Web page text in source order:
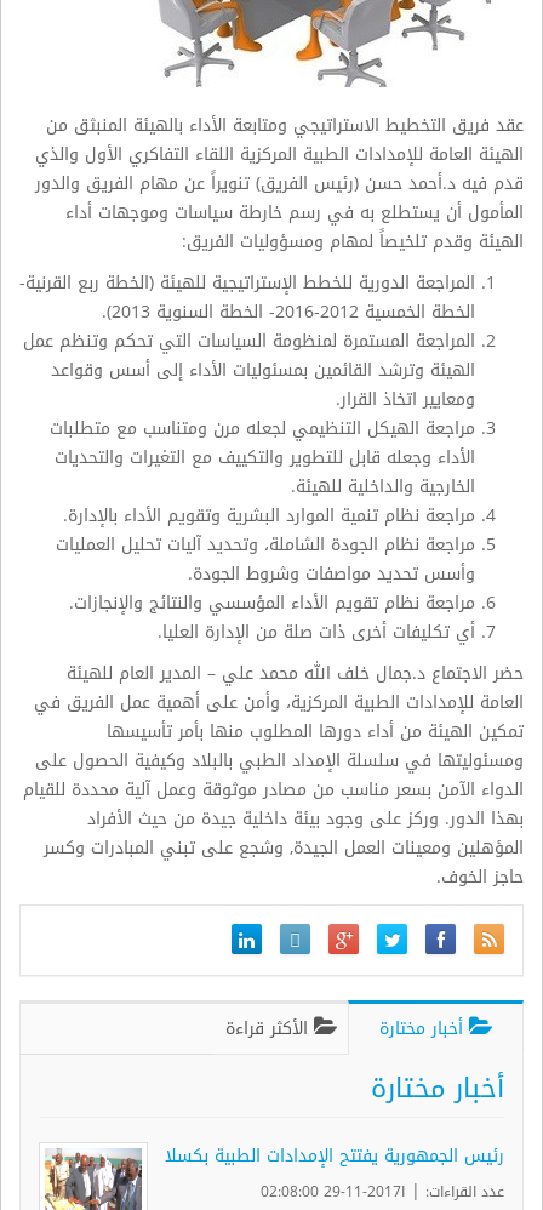
عقد فريق التخطيط الاستراتيجي ومتابعة الأداء بالهيئة المنبثق من
الهيئة العامة للإمدادات الطبية المركزية اللقاء التفاكري الأول والذي
قدم فيه د.أحمد حسن (رئيس الفريق) تنويراً عن مهام الفريق والدور
المأمول أن يستطلع به في رسم خارطة سياسات وموجهات أداء
الهيئة وقدم تلخيصاً لمهام ومسؤوليات الفريق:
المراجعة الدورية للخطط الإستراتيجية للهيئة (الخطة ربع القرنية-
الخطة الخمسية 2012-2016- الخطة السنوية 2013).
المراجعة المستمرة لمنظومة السياسات التي تحكم وتنظم عمل
الهيئة وترشد القائمين بمسئوليات الأداء إلى أسس وقواعد
ومعايير اتخاذ القرار.
مراجعة الهيكل التنظيمي لجعله مرن ومتناسب مع متطلبات
الأداء وجعله قابل للتطوير والتكييف مع التغيرات والتحديات
الخارجية والداخلية للهيئة.
مراجعة نظام تنمية الموارد البشرية وتقويم الأداء بالإدارة.
مراجعة نظام الجودة الشاملة، وتحديد آليات تحليل العمليات
وأسس تحديد مواصفات وشروط الجودة.
مراجعة نظام تقويم الأداء المؤسسي والنتائج والإنجازات.
أي تكليفات أخرى ذات صلة من الإدارة العليا.
حضر الاجتماع د.جمال خلف الله محمد علي – المدير العام للهيئة
العامة للإمدادات الطبية المركزية، وأمن على أهمية عمل الفريق في
تمكين الهيئة من أداء دورها المطلوب منها بأمر تأسيسها
ومسئوليتها في سلسلة الإمداد الطبي بالبلاد وكيفية الحصول على
الدواء الآمن بسعر مناسب من مصادر موثوقة وعمل آلية محددة للقيام
بهذا الدور. وركز على وجود بيئة داخلية جيدة من حيث الأفراد
المؤهلين ومعينات العمل الجيدة, وشجع على تبني المبادرات وكسر
حاجز الخوف.
أخبار مختارة الأكثر قراءة
أخبار مختارة
رئيس الجمهورية يفتتح الإمدادات الطبية بكسلا
عدد القراءات: | ا2017-11-29 02:08:00